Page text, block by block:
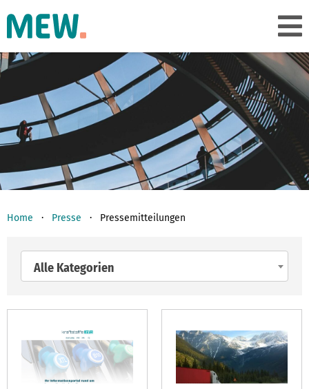
Home Presse Pressemitteilungen
Alle Kategorien